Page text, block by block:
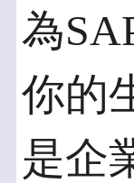
為
你的
是企